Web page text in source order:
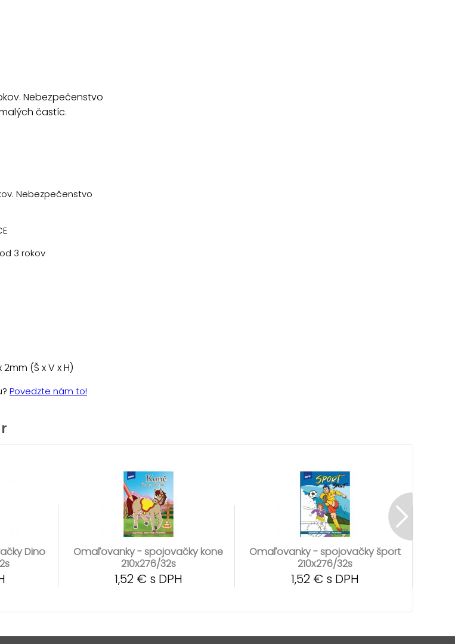
Nebezpečenstvo
častíc.
Nebezpečenstvo
3 rokov
(Š x V x H)
Povedzte nám to!
Dino
Omaľovanky - spojovačky kone
210x276/32s
1,52 € s DPH
Omaľovanky - spojovačky šport
210x276/32s
1,52 € s DPH